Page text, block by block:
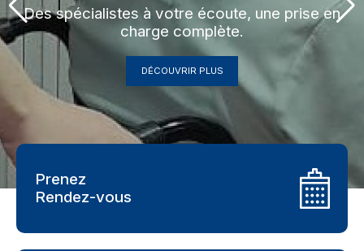
Des spécialistes à votre écoute, une prise en
charge complète.
DÉCOUVRIR PLUS
Prenez
Rendez-vous